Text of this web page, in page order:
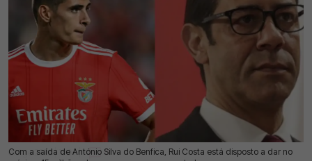
Com a saída de António Silva do Benfica, Rui Costa está disposto a dar no
01 Ago 2026 | 10:04 | 0